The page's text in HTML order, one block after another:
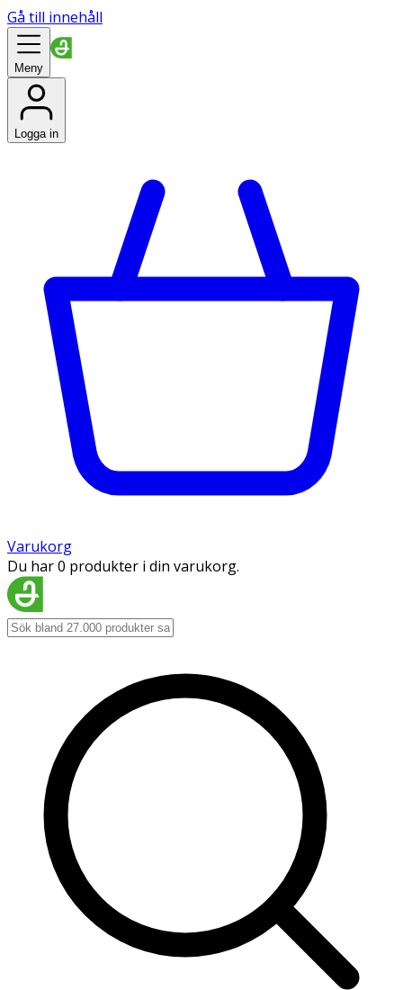
Gå till innehåll
Meny
Logga in
Varukorg
Du har 0 produkter i din varukorg.